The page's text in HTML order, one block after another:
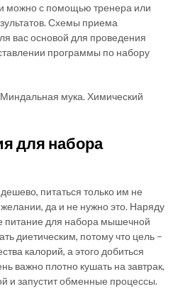
можно с помощью тренера или
Схемы приема
вас основой для проведения
программы по набору
мука. Химический
для набора
питаться только им не
да и не нужно это. Наряду
питание для набора мышечной
диетическим, потому что цель –
калорий, а этого добиться
важно плотно кушать на завтрак,
и запустит обменные процессы.